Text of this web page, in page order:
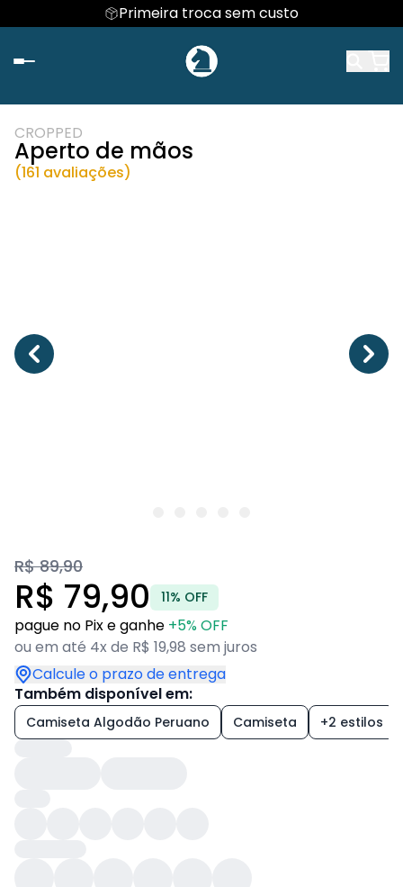
Primeira troca sem custo
CROPPED
Aperto de mãos
(161 avaliações)
R$ 89,90
R$ 79,90 11% OFF
pague no Pix e ganhe +5% OFF
ou em até 4x de R$ 19,98 sem juros
Calcule o prazo de entrega
Também disponível em:
Camiseta Algodão Peruano Camiseta +2 estilos